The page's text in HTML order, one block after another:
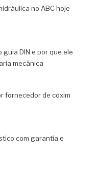
no ABC hoje
DIN e por que ele
mecânica
fornecedor de coxim
com garantia e